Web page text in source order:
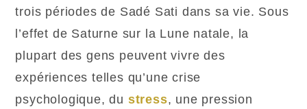
trois périodes de Sadé Sati dans sa vie. Sous
l’effet de Saturne sur la Lune natale, la
plupart des gens peuvent vivre des
expériences telles qu’une crise
psychologique, du stress, une pression